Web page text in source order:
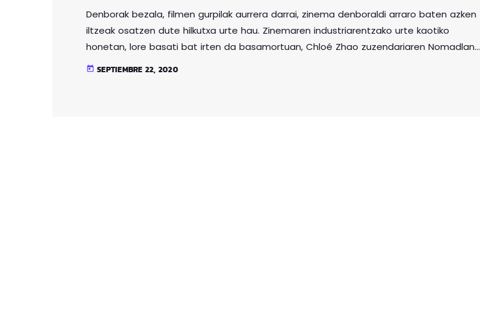
Denborak bezala, filmen gurpilak aurrera darrai, zinema denboraldi arraro baten azken
iltzeak osatzen dute hilkutxa urte hau. Zinemaren industriarentzako urte kaotiko
honetan, lore basati bat irten da basamortuan, Chloé Zhao zuzendariaren Nomadland.
Torontoko zinemaldian publiakoren saria eta Veneziako Mostran Urrezko Lehoia
today SEPTIEMBRE 22, 2020